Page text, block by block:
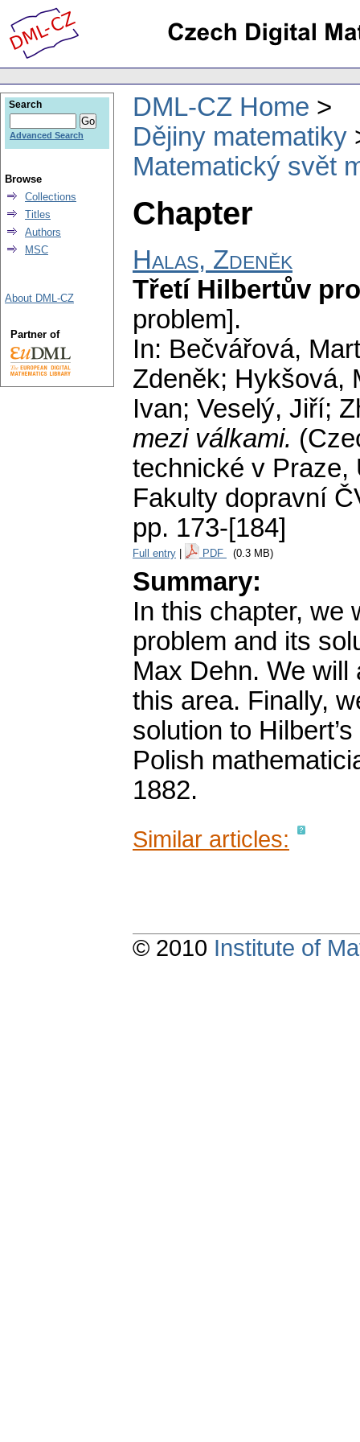
DML-CZ Home
Dějiny matematiky
Matematický svět
Chapter
Halas, Zdeněk
Třetí Hilbertův
problem].
In: Bečvářová,
Zdeněk; Hykšová,
Ivan; Veselý, Jiří;
mezi válkami.
technické v Praze,
Fakulty dopravní
pp. 173-[184]
Full entry PDF (0.3 MB)
Summary:
In this chapter, we
problem and its
Max Dehn. We
this area. Finally,
solution to
Polish
1882.
Similar articles:
Search
Advanced Search
Browse
Collections
Titles
Authors
MSC
About DML-CZ
Partner of
© 2010 Institute of